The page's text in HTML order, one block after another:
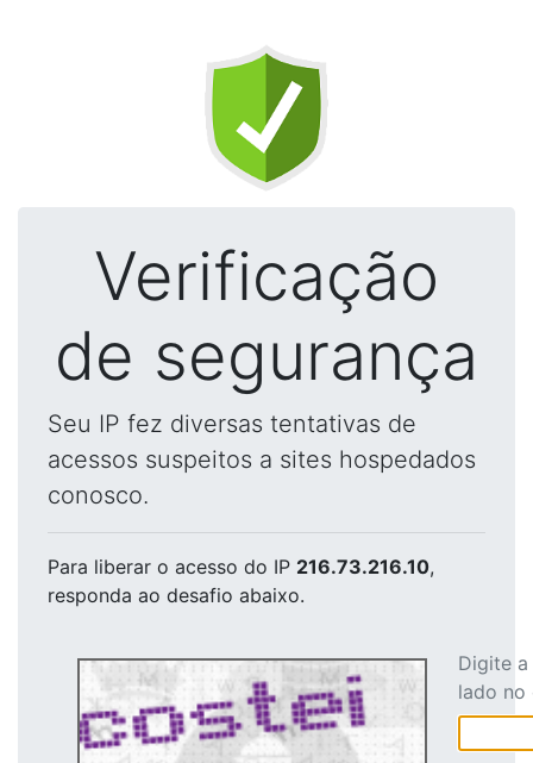
Verificação
de segurança
Seu IP fez diversas tentativas de
acessos suspeitos a sites hospedados
conosco.
Para liberar o acesso do IP 216.73.216.10,
responda ao desafio abaixo.
Digite
lado no